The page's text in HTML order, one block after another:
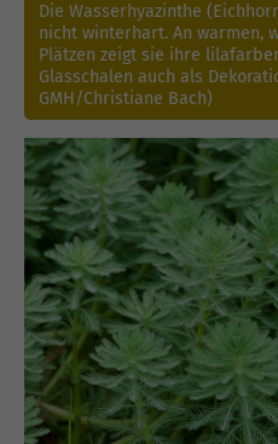
Die Wasserhyazinthe
nicht winterhart. An warmen,
Plätzen zeigt sie ihre
Glasschalen auch als
GMH/Christiane Bach)